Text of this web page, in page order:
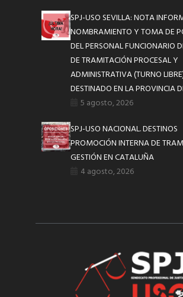
SPJ-USO SEVILLA: NOTA
NOMBRAMIENTO Y TOMA DE
DEL PERSONAL FUNCIONARIO
DE TRAMITACIÓN PROCESAL Y
ADMINISTRATIVA (TURNO
DESTINADO EN LA PROVINCIA
5 agosto, 2026
SPJ-USO NACIONAL. DESTINOS
PROMOCIÓN INTERNA DE
GESTIÓN EN CATALUÑA
4 agosto, 2026